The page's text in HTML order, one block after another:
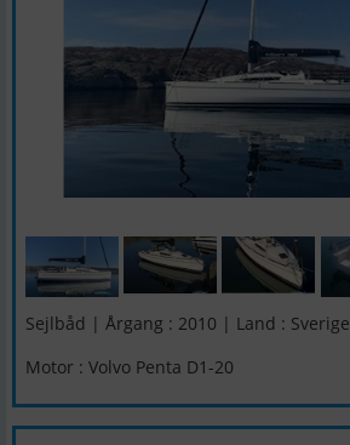
Sejlbåd | Årgang : 2010 | Land : Sverige
Motor : Volvo Penta D1-20